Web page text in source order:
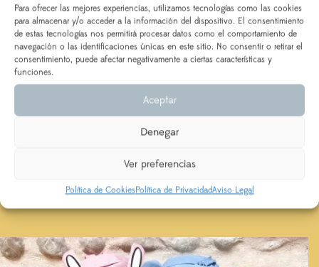
Para ofrecer las mejores experiencias, utilizamos tecnologías como las cookies
para almacenar y/o acceder a la información del dispositivo. El consentimiento
de estas tecnologías nos permitirá procesar datos como el comportamiento de
navegación o las identificaciones únicas en este sitio. No consentir o retirar el
consentimiento, puede afectar negativamente a ciertas características y
funciones.
Aceptar
Denegar
Ver preferencias
Política de CookiesPolítica de PrivacidadAviso Legal
Recíbelo en unos 10 días hábiles
Bolsa y
Neceser
Inicial
DEL 3 AL 21 DE AGOSTO
Los pedidos realizados a partir del 28 de julio
saldrán,
según orden de entrada y tiempo de procesamiento
(indicado en la descripción del producto), a partir del
24 de agosto.
Se priorizarán aquellos realizados con ENVÍO